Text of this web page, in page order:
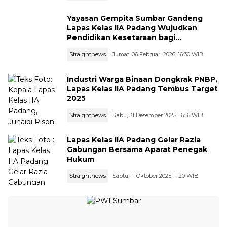
Yayasan Gempita Sumbar Gandeng
Lapas Kelas IIA Padang Wujudkan
Pendidikan Kesetaraan bagi
Straightnews Jumat, 06 Februari 2026, 16:30 WIB
Industri Warga Binaan Dongkrak PNBP,
Lapas Kelas IIA Padang Tembus Target
2025
Straightnews Rabu, 31 Desember 2025, 16:16 WIB
Lapas Kelas IIA Padang Gelar Razia
Gabungan Bersama Aparat Penegak
Hukum
Straightnews Sabtu, 11 Oktober 2025, 11:20 WIB